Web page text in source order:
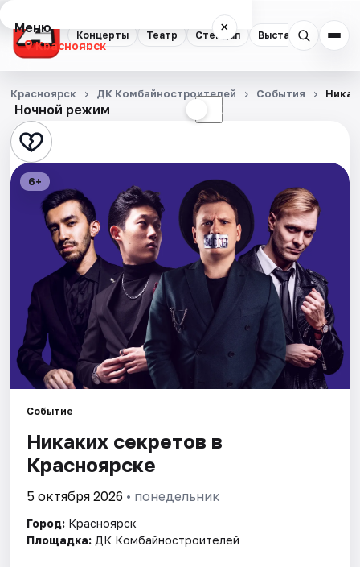
Концерты Театр Стендап Выставки
Меню ×
Красноярск
Концерты
Театр
Стендап
Выставки
Квесты
Экскурсии
Спорт
События
Площадки
Артисты
Ночной режим ☾
Красноярск ДК Комбайностроителей События
6+
Событие
Никаких секретов в
Красноярске
5 октября 2026 • понедельник
Город: Красноярск
Площадка: ДК Комбайностроителей